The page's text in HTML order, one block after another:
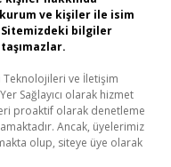
ve kişiler ile isim
bilgiler
Teknolojileri ve İletişim
Sağlayıcı olarak hizmet
proaktif olarak denetleme
Ancak, üyelerimiz
olup, siteye üye olarak